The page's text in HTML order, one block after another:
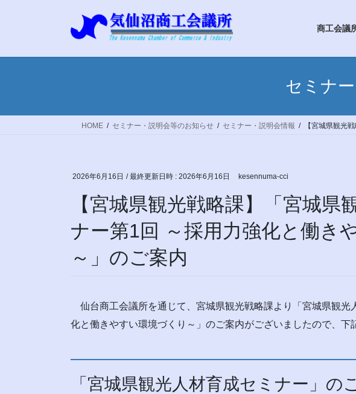
商工会議
セミナ
HOME セミナー・説明会等のお知らせ セミナー・説明会情報 【宮城県観光
2026年6月16日 / 最終更新日時 : 2026年6月16日 kesennuma-cci
【宮城県観光戦略課】「宮城県
ナー第1回 ～採用力強化と働き
～」のご案内
仙台商工会議所を通じて、宮城県観光戦略課より「宮城県観光
化と働きやすい環境づくり～」のご案内がございましたので、下
「宮城県観光人材育成セミナー」の